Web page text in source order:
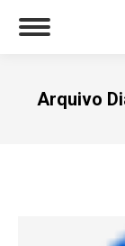
Arquivo